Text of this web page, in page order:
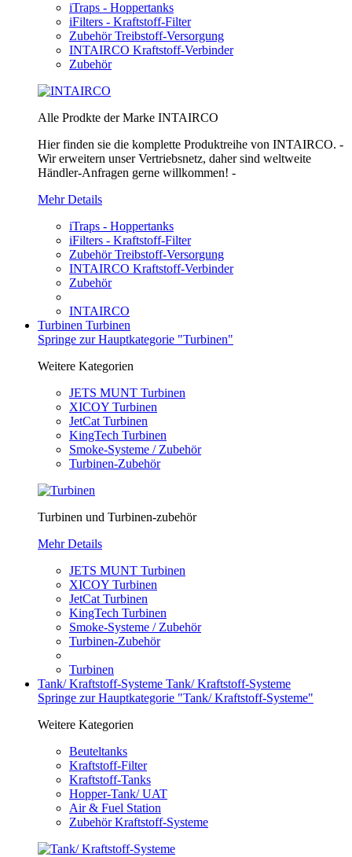
iTraps - Hoppertanks
iFilters - Kraftstoff-Filter
Zubehör Treibstoff-Versorgung
INTAIRCO Kraftstoff-Verbinder
Zubehör
Alle Prodkte der Marke INTAIRCO
Hier finden sie die komplette Produktreihe von INTAIRCO. -
Wir erweitern unser Vertriebsnetz, daher sind weltweite
Händler-Anfragen gerne willkommen! -
Mehr Details
iTraps - Hoppertanks
iFilters - Kraftstoff-Filter
Zubehör Treibstoff-Versorgung
INTAIRCO Kraftstoff-Verbinder
Zubehör
INTAIRCO
Turbinen Turbinen
Springe zur Hauptkategorie "Turbinen"
Weitere Kategorien
JETS MUNT Turbinen
XICOY Turbinen
JetCat Turbinen
KingTech Turbinen
Smoke-Systeme / Zubehör
Turbinen-Zubehör
Turbinen und Turbinen-zubehör
Mehr Details
JETS MUNT Turbinen
XICOY Turbinen
JetCat Turbinen
KingTech Turbinen
Smoke-Systeme / Zubehör
Turbinen-Zubehör
Turbinen
Tank/ Kraftstoff-Systeme Tank/ Kraftstoff-Systeme
Springe zur Hauptkategorie "Tank/ Kraftstoff-Systeme"
Weitere Kategorien
Beuteltanks
Kraftstoff-Filter
Kraftstoff-Tanks
Hopper-Tank/ UAT
Air & Fuel Station
Zubehör Kraftstoff-Systeme